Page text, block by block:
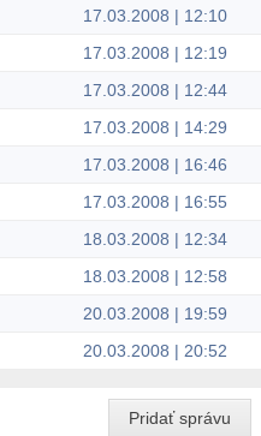
17.03.2008 | 12:10
17.03.2008 | 12:19
17.03.2008 | 12:44
17.03.2008 | 14:29
17.03.2008 | 16:46
17.03.2008 | 16:55
18.03.2008 | 12:34
18.03.2008 | 12:58
20.03.2008 | 19:59
20.03.2008 | 20:52
Pridať správu